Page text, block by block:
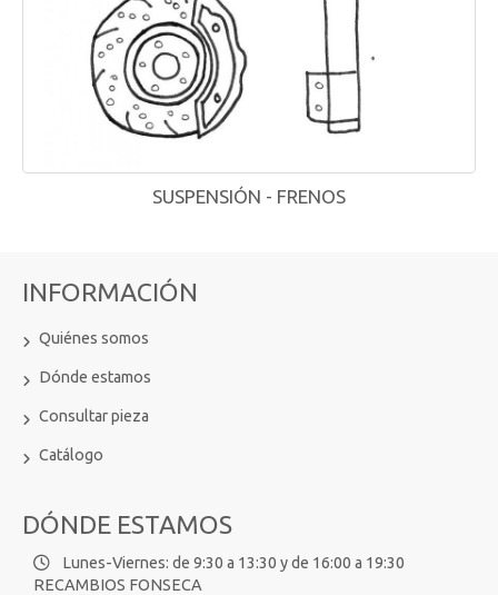
SUSPENSIÓN - FRENOS
INFORMACIÓN
Quiénes somos
Dónde estamos
Consultar pieza
Catálogo
DÓNDE ESTAMOS
Lunes-Viernes: de 9:30 a 13:30 y de 16:00 a 19:30
RECAMBIOS FONSECA